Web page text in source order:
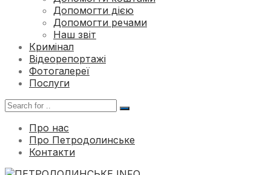
Допомогти дією
Допомогти речами
Наш звіт
Кримінал
Відеорепортажі
Фотогалереї
Послуги
Про нас
Про Петродолинське
Контакти